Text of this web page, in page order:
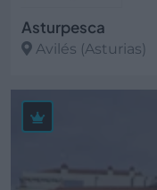
Asturpesca
Avilés (Asturias)
Ver más